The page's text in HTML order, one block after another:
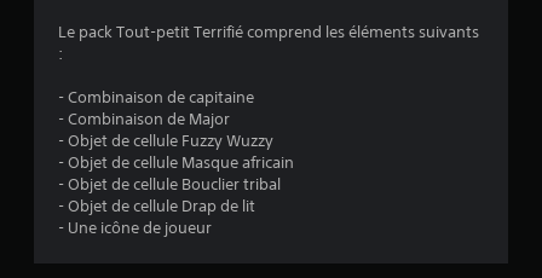
Le pack Tout-petit Terrifié comprend les éléments suivants
:
- Combinaison de capitaine
- Combinaison de Major
- Objet de cellule Fuzzy Wuzzy
- Objet de cellule Masque africain
- Objet de cellule Bouclier tribal
- Objet de cellule Drap de lit
- Une icône de joueur